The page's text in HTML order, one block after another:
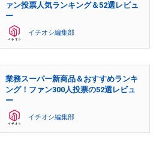
ァン投票人気ランキング＆52選レビュ
ー
イチオシ編集部
業務スーパー新商品＆おすすめランキ
ング！ファン300人投票の52選レビュ
ー
イチオシ編集部